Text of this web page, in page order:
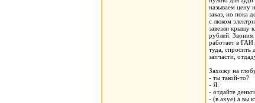
называем цену
заказ, но пока
с люком
завезли крышу
рублей. Звоним
работает в
туда, спросить
запчасти,
Захожу на
- ты такой-то?
- Я.
- отдайте
- (в ахуе) а вы